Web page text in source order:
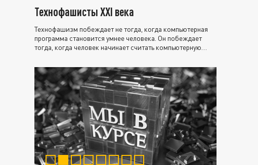
Технофашисты XXI века
Технофашизм побеждает не тогда, когда компьютерная
программа становится умнее человека. Он побеждает
тогда, когда человек начинает считать компьютерную